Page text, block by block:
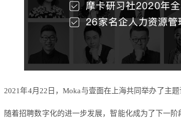
2021年4月22日，Moka与壹面在上海共同举办了主
随着招聘数字化的进一步发展，智能化成为了下一